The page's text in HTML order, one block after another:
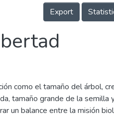
Export
como el tamaño del árbol,
tamaño grande de la semilla
un balance entre la misión